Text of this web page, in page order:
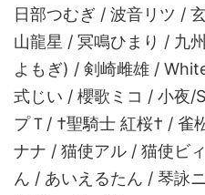
日部つむぎ / 波音リツ /
山龍星 / 冥鳴ひまり / 九
よもぎ) / 剣崎雌雄 /
式じい / 櫻歌ミコ / 小夜/
プＴ/ †聖騎士 紅桜† / 雀
ナナ / 猫使アル / 猫使ビ
ん / あいえるたん / 琴詠